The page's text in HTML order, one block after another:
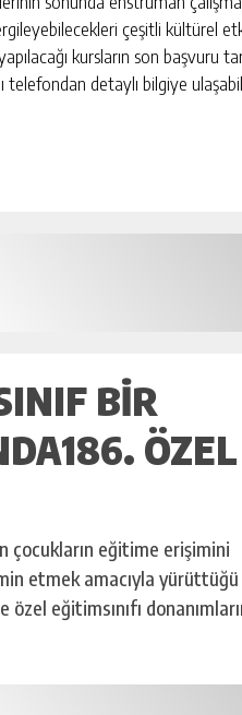
çeşitli kültürel
kursların son başvuru
detaylı bilgiye
BIR
ÖZEL
çocukların eğitime erişimini
etmek amacıyla yürüttüğü
eğitimsınıfı